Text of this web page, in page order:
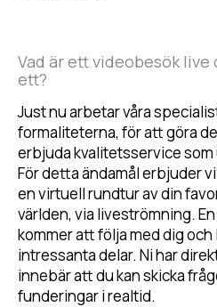
Vad är ett videobesök live
ett?
Just nu arbetar våra
formaliteterna, för att göra
erbjuda kvalitetsservice
För detta ändamål erbjuder
en virtuell rundtur av din
världen, via liveströmning.
kommer att följa med dig och
intressanta delar. Ni har
innebär att du kan skicka
funderingar i realtid.